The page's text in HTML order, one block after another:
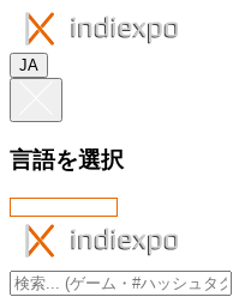
JA
言語を選択